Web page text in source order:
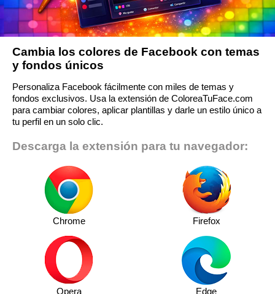
Cambia los colores de Facebook con temas
y fondos únicos
Personaliza Facebook fácilmente con miles de temas y
fondos exclusivos. Usa la extensión de ColoreaTuFace.com
para cambiar colores, aplicar plantillas y darle un estilo único a
tu perfil en un solo clic.
Descarga la extensión para tu navegador:
Chrome Firefox
Opera Edge